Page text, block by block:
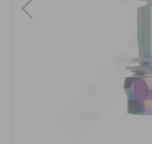
Previous